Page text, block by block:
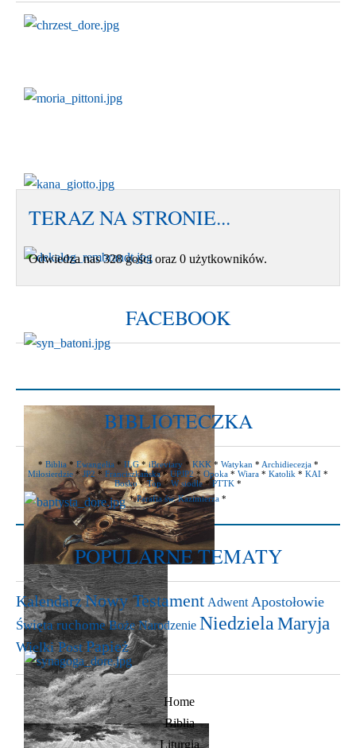
TERAZ NA STRONIE...
Odwiedza nas 328 gości oraz 0 użytkowników.
FACEBOOK
BIBLIOTECZKA
* Biblia* Ewangelia* ILG*iBreviary* KKK* Watykan * Archidiecezja*
Miłosierdzie *JP2 * Franciszkańska*UPJP2 * Opoka * Wiara * Katolik * KAI *
Bosko*Top*W siodle* PTTK *
*Parafia św. Kazimierza *
POPULARNE TEMATY
KalendarzNowy Testament Adwent Apostołowie
Święta ruchome Boże Narodzenie Niedziela Maryja
Wielki Post Papież
Home
Biblia
Liturgia